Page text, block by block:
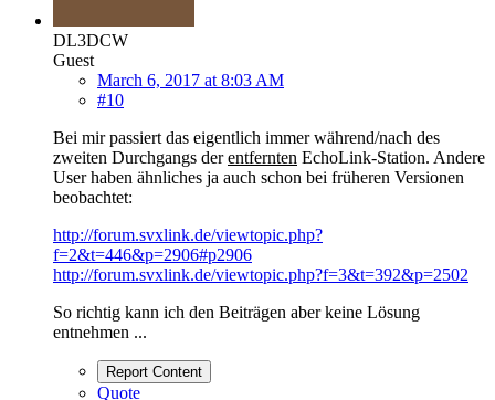
DL3DCW
Guest
March 6, 2017 at 8:03 AM
#10
Bei mir passiert das eigentlich immer während/nach des
zweiten Durchgangs derentfernten EchoLink-Station. Andere
User haben ähnliches ja auch schon bei früheren Versionen
beobachtet:
http://forum.svxlink.de/viewtopic.php?
f=2&t=446&p=2906#p2906
http://forum.svxlink.de/viewtopic.php?f=3&t=392&p=2502
So richtig kann ich den Beiträgen aber keine Lösung
entnehmen ...
Report Content
Quote